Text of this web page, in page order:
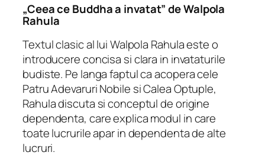
„Ceea ce Buddha a invatat” de Walpola
Rahula
Textul clasic al lui Walpola Rahula este o
introducere concisa si clara in invataturile
budiste. Pe langa faptul ca acopera cele
Patru Adevaruri Nobile si Calea Optuple,
Rahula discuta si conceptul de origine
dependenta, care explica modul in care
toate lucrurile apar in dependenta de alte
lucruri.